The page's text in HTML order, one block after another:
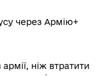
через Армію+
ніж втратити